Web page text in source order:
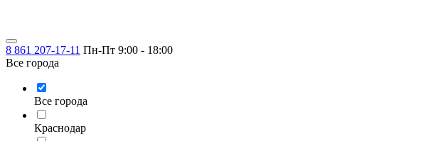
8 861 207-17-11 Пн-Пт 9:00 - 18:00
Все города
Все города
Краснодар